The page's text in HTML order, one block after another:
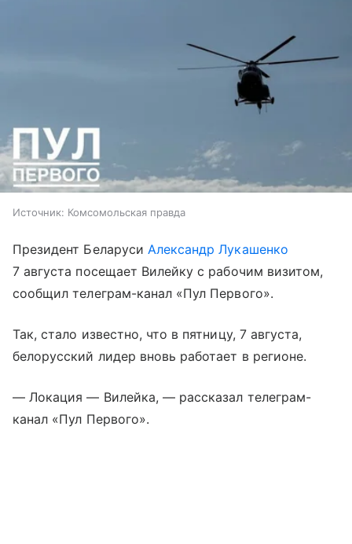
Источник: Комсомольская правда
Президент Беларуси Александр Лукашенко
7 августа посещает Вилейку с рабочим визитом,
сообщил телеграм-канал «Пул Первого».
Так, стало известно, что в пятницу, 7 августа,
белорусский лидер вновь работает в регионе.
— Локация — Вилейка, — рассказал телеграм-
канал «Пул Первого».